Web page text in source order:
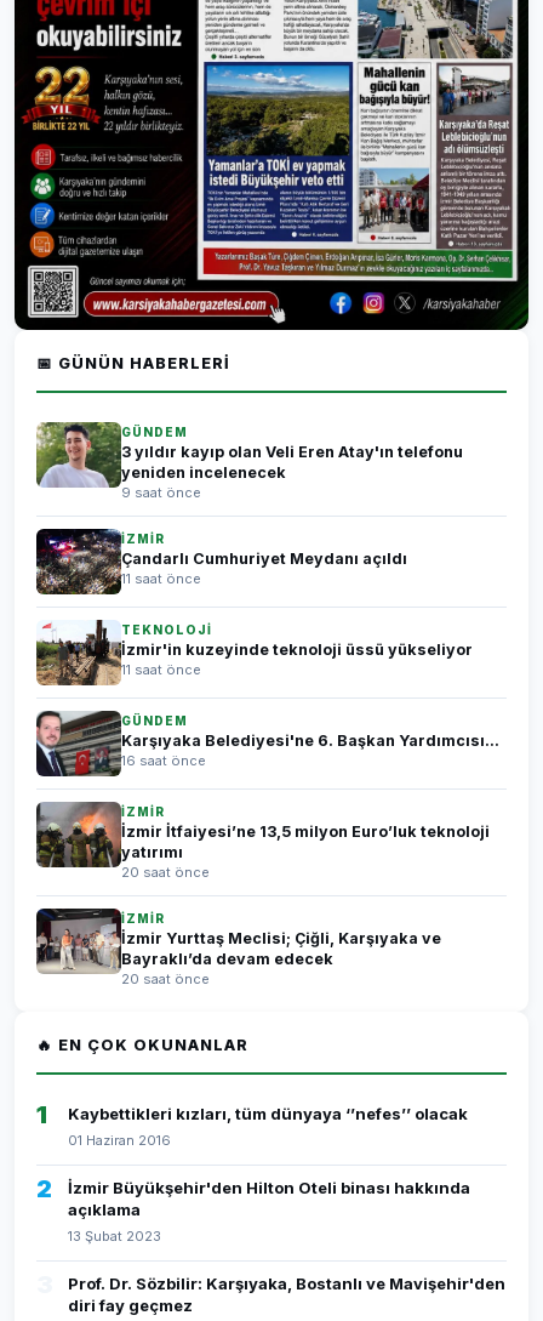
📅 GÜNÜN HABERLERI
GÜNDEM
3 yıldır kayıp olan Veli Eren Atay'ın telefonu
yeniden incelenecek
9 saat önce
İZMİR
Çandarlı Cumhuriyet Meydanı açıldı
11 saat önce
TEKNOLOJİ
İzmir'in kuzeyinde teknoloji üssü yükseliyor
11 saat önce
GÜNDEM
Karşıyaka Belediyesi'ne 6. Başkan Yardımcısı...
16 saat önce
İZMİR
İzmir İtfaiyesi’ne 13,5 milyon Euro’luk teknoloji
yatırımı
20 saat önce
İZMİR
İzmir Yurttaş Meclisi; Çiğli, Karşıyaka ve
Bayraklı’da devam edecek
20 saat önce
🔥 EN ÇOK OKUNANLAR
1 Kaybettikleri kızları, tüm dünyaya ‘’nefes’’ olacak
01 Haziran 2016
2
İzmir Büyükşehir'den Hilton Oteli binası hakkında
açıklama
13 Şubat 2023
Prof. Dr. Sözbilir: Karşıyaka, Bostanlı ve Mavişehir'den
diri fay geçmez